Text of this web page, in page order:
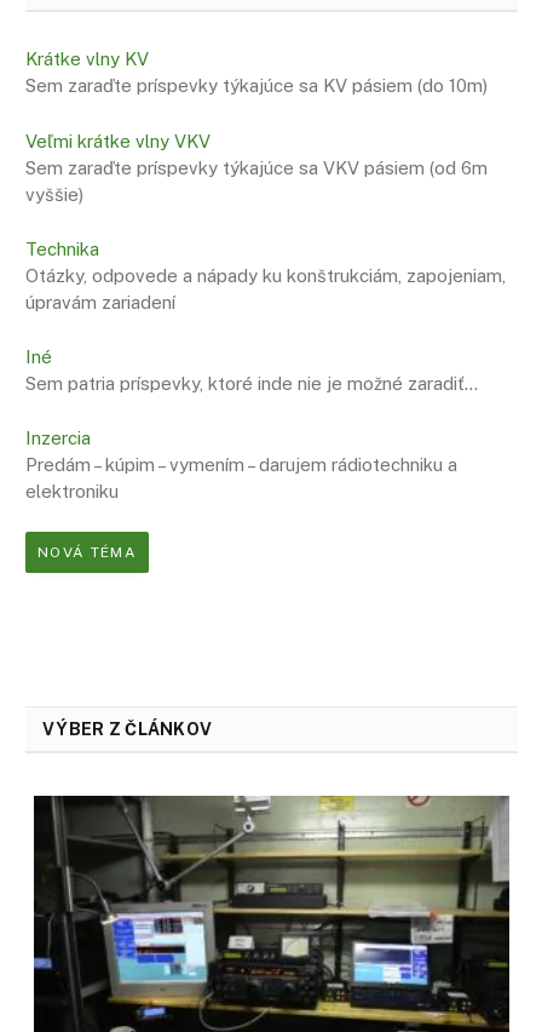
Krátke vlny KV
Sem zaraďte príspevky týkajúce sa KV pásiem (do 10m)
Veľmi krátke vlny VKV
Sem zaraďte príspevky týkajúce sa VKV pásiem (od 6m
vyššie)
Technika
Otázky, odpovede a nápady ku konštrukciám, zapojeniam,
úpravám zariadení
Iné
Sem patria príspevky, ktoré inde nie je možné zaradiť…
Inzercia
Predám – kúpim – vymením – darujem rádiotechniku a
elektroniku
NOVÁ TÉMA
VÝBER Z ČLÁNKOV